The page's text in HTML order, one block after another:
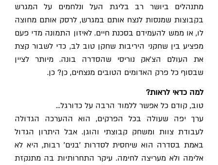
מתנהלים ביושר רב בליגת העל ונלחמים על המגרש
בקבוצות שמנסות לנצח אותם במגרש, לרסק אותם מחוצה
לו, או ממש להעמידם בסכנת חיים. לאיזון התמונה מדי פעם
מפציע בין שחקני היריבות שחקן טוב לב, כדי לשבור קצת
את העולם הצ'אק נוריסי שהסדרה בונה. מיותר לציין
שבסוף כל פרק האדומים הטובים מנצחים, כן? כן.
למה כדאי לראות?
טוב, קודם כל אפשר ללמוד הרבה על כדורגל…
ערך יפה שעולה בכל הפרקים, הוא ההערכה הגדולה
לעבודת צוות ומשחק קבוצתי והוגן. אבל היתרון הגדול
באמת בסדרה הוא שיחסית לסדרות 'בנים' רבות, היא לא
אלימה ולא מעריצה לחימה. עיקר התחרותיות בה מתנקזת